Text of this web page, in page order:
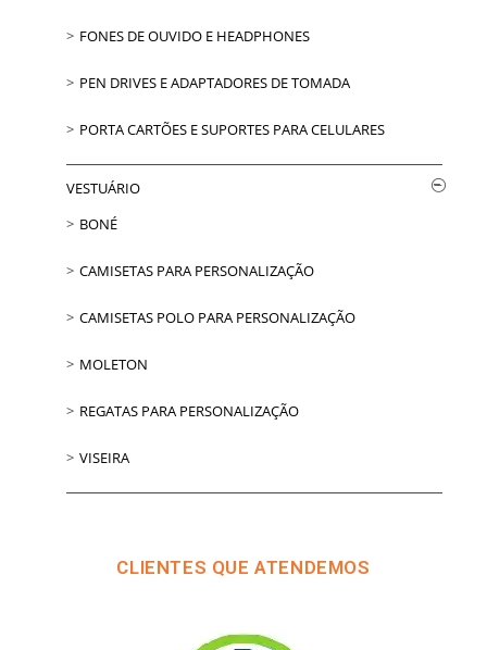
FONES DE OUVIDO E HEADPHONES
PEN DRIVES E ADAPTADORES DE TOMADA
PORTA CARTÕES E SUPORTES PARA CELULARES
VESTUÁRIO
BONÉ
CAMISETAS PARA PERSONALIZAÇÃO
CAMISETAS POLO PARA PERSONALIZAÇÃO
MOLETON
REGATAS PARA PERSONALIZAÇÃO
VISEIRA
CLIENTES QUE ATENDEMOS